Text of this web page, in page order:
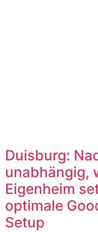
Duisburg:
unabhängig,
Eigenheim
optimale
Setup